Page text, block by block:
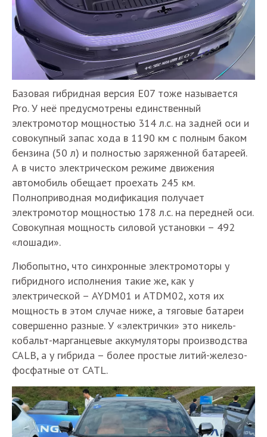
Базовая гибридная версия Е07 тоже называется
Pro. У неё предусмотрены единственный
электромотор мощностью 314 л.с. на задней оси и
совокупный запас хода в 1190 км с полным баком
бензина (50 л) и полностью заряженной батареей.
А в чисто электрическом режиме движения
автомобиль обещает проехать 245 км.
Полноприводная модификация получает
электромотор мощностью 178 л.с. на передней оси.
Совокупная мощность силовой установки – 492
«лошади».
Любопытно, что синхронные электромоторы у
гибридного исполнения такие же, как у
электрической – AYDM01 и ATDM02, хотя их
мощность в этом случае ниже, а тяговые батареи
совершенно разные. У «электрички» это никель-
кобальт-марганцевые аккумуляторы производства
CALB, а у гибрида – более простые литий-железо-
фосфатные от CATL.